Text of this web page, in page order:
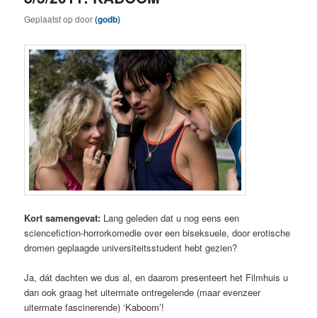
Geplaatst opdoor(godb)
Kort samengevat: Lang geleden dat u nog eens een
sciencefiction-horrorkomedie over een biseksuele, door erotische
dromen geplaagde universiteitsstudent hebt gezien?
Ja, dát dachten we dus al, en daarom presenteert het Filmhuis u
dan ook graag het uitermate ontregelende (maar evenzeer
uitermate fascinerende) ‘Kaboom’!